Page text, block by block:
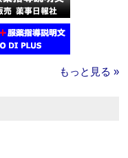
もっと見る »